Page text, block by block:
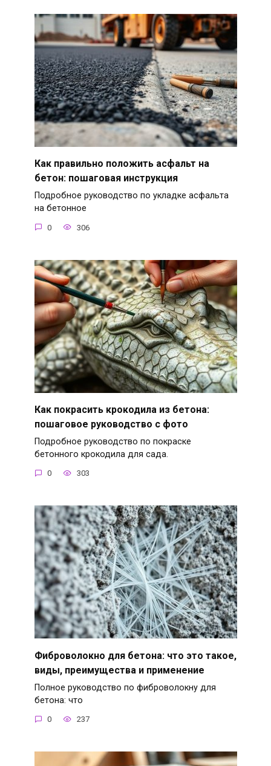
Как правильно положить асфальт на
бетон: пошаговая инструкция
Подробное руководство по укладке асфальта
на бетонное
0 306
Как покрасить крокодила из бетона:
пошаговое руководство с фото
Подробное руководство по покраске
бетонного крокодила для сада.
0 303
Фиброволокно для бетона: что это такое,
виды, преимущества и применение
Полное руководство по фиброволокну для
бетона: что
0 237